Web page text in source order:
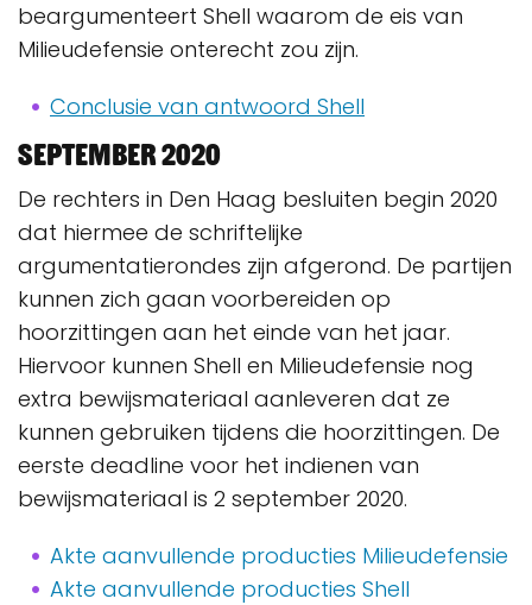
beargumenteert Shell waarom de eis van
Milieudefensie onterecht zou zijn.
Conclusie van antwoord Shell
September 2020
De rechters in Den Haag besluiten begin 2020
dat hiermee de schriftelijke
argumentatierondes zijn afgerond. De partijen
kunnen zich gaan voorbereiden op
hoorzittingen aan het einde van het jaar.
Hiervoor kunnen Shell en Milieudefensie nog
extra bewijsmateriaal aanleveren dat ze
kunnen gebruiken tijdens die hoorzittingen. De
eerste deadline voor het indienen van
bewijsmateriaal is 2 september 2020.
Akte aanvullende producties Milieudefensie
Akte aanvullende producties Shell